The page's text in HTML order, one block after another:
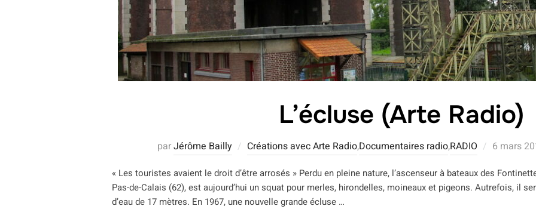
L’écluse (Arte Radio)
parJérôme Bailly Créations avec Arte Radio,Documentaires radio,RADIO
Publié
6 mars
« Les touristes avaient le droit d’être arrosés » Perdu en pleine nature, l’ascenseur à bateaux des
Pas-de-Calais (62), est aujourd’hui un squat pour merles, hirondelles, moineaux et pigeons. Autrefois, il
d’eau de 17 mètres. En 1967, une nouvelle grande écluse …